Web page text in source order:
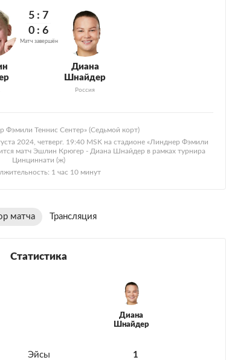
5: 7
0: 6
Матч завершён
Диана
Шнайдер
Россия
Фэмили Теннис Сентер» (Седьмой корт)
2024, четверг. 19:40 MSK на стадионе «Линднер Фэмили
матч Эшлин Крюгер - Диана Шнайдер в рамках турнира
Цинциннати (ж)
1 час 10 минут
матча Трансляция
Статистика
Диана
Шнайдер
Эйсы 1